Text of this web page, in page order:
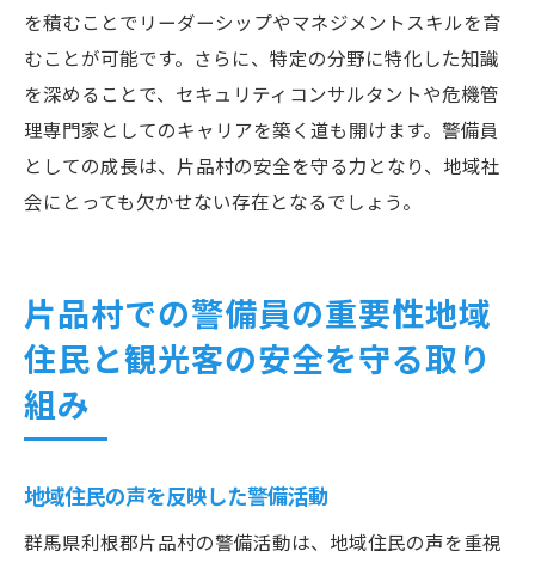
を積むことでリーダーシップやマネジメントスキルを育
むことが可能です。さらに、特定の分野に特化した知識
を深めることで、セキュリティコンサルタントや危機管
理専門家としてのキャリアを築く道も開けます。警備員
としての成長は、片品村の安全を守る力となり、地域社
会にとっても欠かせない存在となるでしょう。
片品村での警備員の重要性地域
住民と観光客の安全を守る取り
組み
地域住民の声を反映した警備活動
群馬県利根郡片品村の警備活動は、地域住民の声を重視